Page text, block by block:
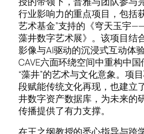
行业影响力的重点项目，包括
艺术基金”支持的《穹天玉宇
藻井数字艺术展》。该项目结
影像与AI驱动的沉浸式互动体
CAVE六面环绕空间中重构中
“藻井”的艺术与文化意象。项
段赋能传统文化再现，也建立
井数字资产数据库，为未来的
传播提供了有力支撑。